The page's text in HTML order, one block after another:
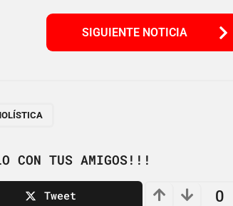
SIGUIENTE NOTICIA
CON TUS AMIGOS!!!
0
Tweet